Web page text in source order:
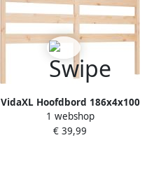
VidaXL Hoofdbord 186x4x100
cm massief grenenhout
1 webshop
€ 39,99